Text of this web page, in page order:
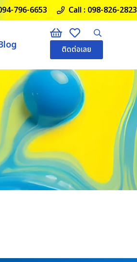
796-6653 Call : 098-826-2823
ติดต่อเลย